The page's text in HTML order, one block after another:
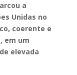
a
Unidas no
coerente e
em um
elevada